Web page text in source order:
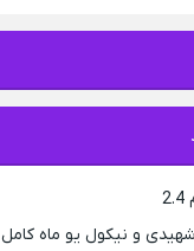
و نیکول یو ماه کامل